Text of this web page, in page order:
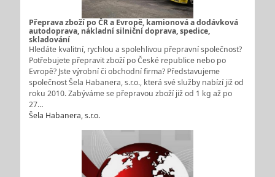
Přeprava zboží po ČR a Evropě, kamionová a dodávková
autodoprava, nákladní silniční doprava, spedice,
skladování
Hledáte kvalitní, rychlou a spolehlivou přepravní společnost?
Potřebujete přepravit zboží po České republice nebo po
Evropě? Jste výrobní či obchodní firma? Představujeme
společnost Šela Habanera, s.r.o., která své služby nabízí již od
roku 2010. Zabýváme se přepravou zboží již od 1 kg až po
27…
Šela Habanera, s.r.o.